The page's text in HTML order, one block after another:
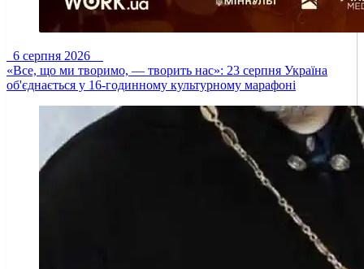
6 серпня 2026
«Все, що ми творимо, — творить нас»: 23 серпня Україна
об'єднається у 16-годинному культурному марафоні